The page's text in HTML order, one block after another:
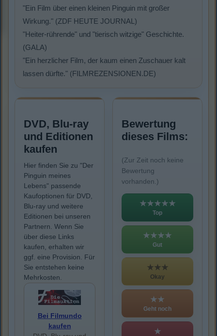
"Ein Film über einen kleinen Pinguin mit großer
Wirkung." (ZDF HEUTE JOURNAL)
"Heiter-rührende" und "tierisch witzige" Geschichte.
(GALA)
"Ein herzlicher Film, der kaum einen Zuschauer kalt
lassen dürfte." (FILMREZENSIONEN.DE)
DVD, Blu-ray
und Editionen
kaufen
Hier finden Sie zu "Der
Pinguin meines
Lebens" passende
Kaufoptionen für DVD,
Blu-ray und weitere
Editionen bei unseren
Partnern. Wenn Sie
über diese Links
kaufen, erhalten wir
ggf. eine Provision. Für
Sie entstehen keine
Mehrkosten.
Bei Filmundo
kaufen
Bewertung
dieses Films:
(Zur Zeit noch keine
Bewertung
vorhanden.)
★★★★★
Top
★★★★
Gut
★★★
Okay
★★
Geht noch
★